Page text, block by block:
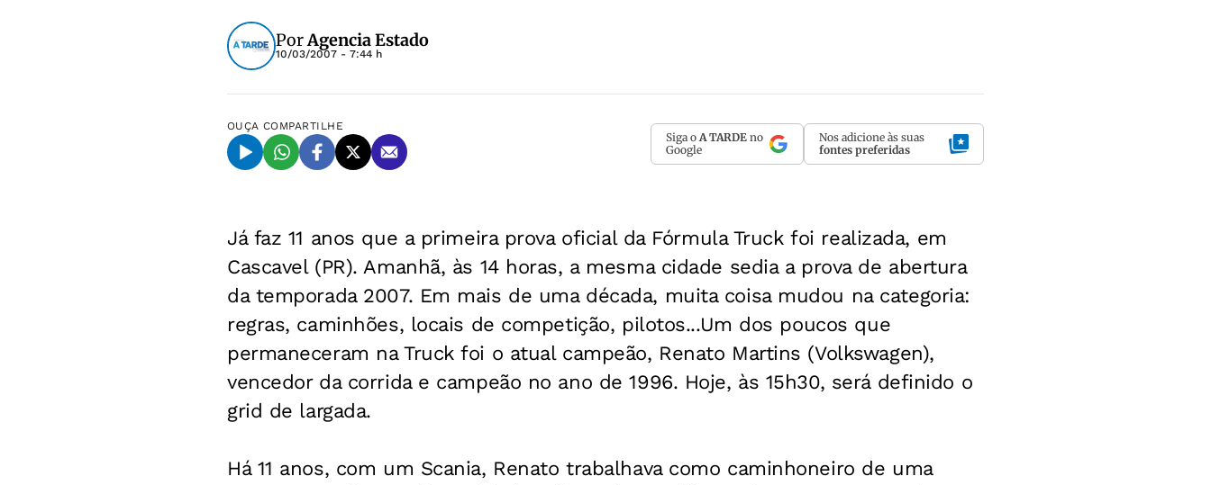
PorAgencia Estado
10/03/2007 - 7:44 h
OUÇA COMPARTILHE
Siga o A TARDE no
Google
Nos adicione às suas
fontes preferidas
Já faz 11 anos que a primeira prova oficial da Fórmula Truck foi realizada, em
Cascavel (PR). Amanhã, às 14 horas, a mesma cidade sedia a prova de abertura
da temporada 2007. Em mais de uma década, muita coisa mudou na categoria:
regras, caminhões, locais de competição, pilotos...Um dos poucos que
permaneceram na Truck foi o atual campeão, Renato Martins (Volkswagen),
vencedor da corrida e campeão no ano de 1996. Hoje, às 15h30, será definido o
grid de largada.
Há 11 anos, com um Scania, Renato trabalhava como caminhoneiro de uma